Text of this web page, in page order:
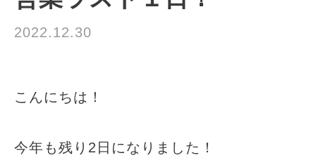
2022.12.30
こんにちは！
今年も残り2日になりました！